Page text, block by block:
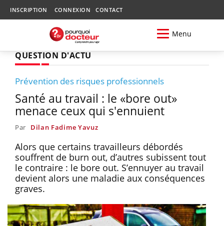
INSCRIPTION CONNEXION CONTACT
Menu
QUESTION D'ACTU
Prévention des risques professionnels
Santé au travail : le «bore out»
menace ceux qui s'ennuient
Par Dilan Fadime Yavuz
Alors que certains travailleurs débordés
souffrent de burn out, d’autres subissent tout
le contraire : le bore out. S’ennuyer au travail
devient alors une maladie aux conséquences
graves.